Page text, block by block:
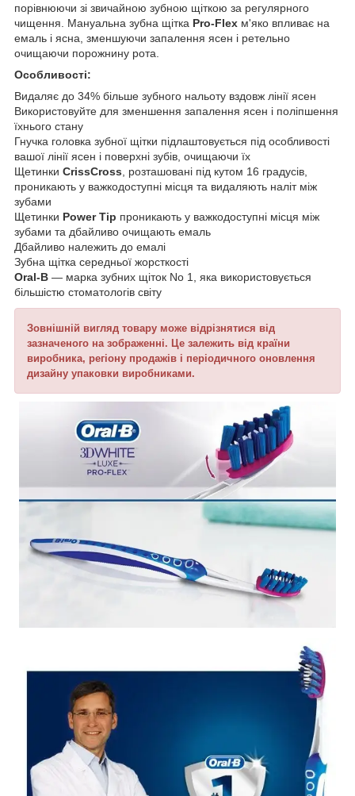
порівнюючи зі звичайною зубною щіткою за регулярного
чищення. Мануальна зубна щітка Pro-Flex м'яко впливає на
емаль і ясна, зменшуючи запалення ясен і ретельно
очищаючи порожнину рота.
Особливості:
Видаляє до 34% більше зубного нальоту вздовж лінії ясен
Використовуйте для зменшення запалення ясен і поліпшення
їхнього стану
Гнучка головка зубної щітки підлаштовується під особливості
вашої лінії ясен і поверхні зубів, очищаючи їх
Щетинки CrissCross , розташовані під кутом 16 градусів,
проникають у важкодоступні місця та видаляють наліт між
зубами
Щетинки Power Tip проникають у важкодоступні місця між
зубами та дбайливо очищають емаль
Дбайливо належить до емалі
Зубна щітка середньої жорсткості
Oral-B — марка зубних щіток No 1, яка використовується
більшістю стоматологів світу
Зовнішній вигляд товару може відрізнятися від
зазначеного на зображенні. Це залежить від країни
виробника, регіону продажів і періодичного оновлення
дизайну упаковки виробниками.